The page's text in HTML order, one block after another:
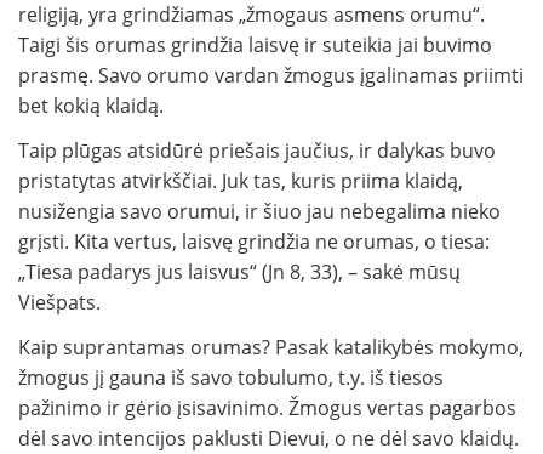
religiją, yra grindžiamas „žmogaus asmens orumu“.
Taigi šis orumas grindžia laisvę ir suteikia jai buvimo
prasmę. Savo orumo vardan žmogus įgalinamas priimti
bet kokią klaidą.
Taip plūgas atsidūrė priešais jaučius, ir dalykas buvo
pristatytas atvirkščiai. Juk tas, kuris priima klaidą,
nusižengia savo orumui, ir šiuo jau nebegalima nieko
grįsti. Kita vertus, laisvę grindžia ne orumas, o tiesa:
„Tiesa padarys jus laisvus“ (Jn 8, 33), – sakė mūsų
Viešpats.
Kaip suprantamas orumas? Pasak katalikybės mokymo,
žmogus jį gauna iš savo tobulumo, t.y. iš tiesos
pažinimo ir gėrio įsisavinimo. Žmogus vertas pagarbos
dėl savo intencijos paklusti Dievui, o ne dėl savo klaidų.